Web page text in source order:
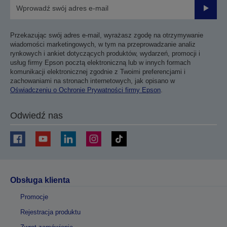
Przekazując swój adres e-mail, wyrażasz zgodę na otrzymywanie
wiadomości marketingowych, w tym na przeprowadzanie analiz
rynkowych i ankiet dotyczących produktów, wydarzeń, promocji i
usług firmy Epson pocztą elektroniczną lub w innych formach
komunikacji elektronicznej zgodnie z Twoimi preferencjami i
zachowaniami na stronach internetowych, jak opisano w
Oświadczeniu o Ochronie Prywatności firmy Epson
Odwiedź nas
Obsługa klienta
Promocje
Rejestracja produktu